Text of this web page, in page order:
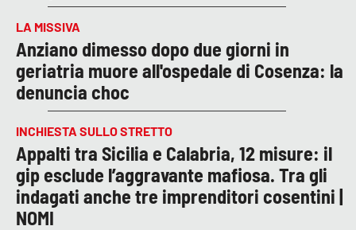
LA MISSIVA
Anziano dimesso dopo due giorni in
geriatria muore all'ospedale di Cosenza: la
denuncia choc
INCHIESTA SULLO STRETTO
Appalti tra Sicilia e Calabria, 12 misure: il
gip esclude l’aggravante mafiosa. Tra gli
indagati anche tre imprenditori cosentini |
NOMI